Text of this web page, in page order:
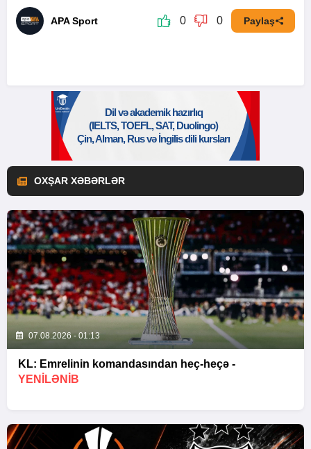
APA Sport 0 0 Paylaş
OXŞAR XƏBƏRLƏR
07.08.2026 - 01:13
KL: Emrelinin komandasından heç-heçə -
YENİLƏNİB